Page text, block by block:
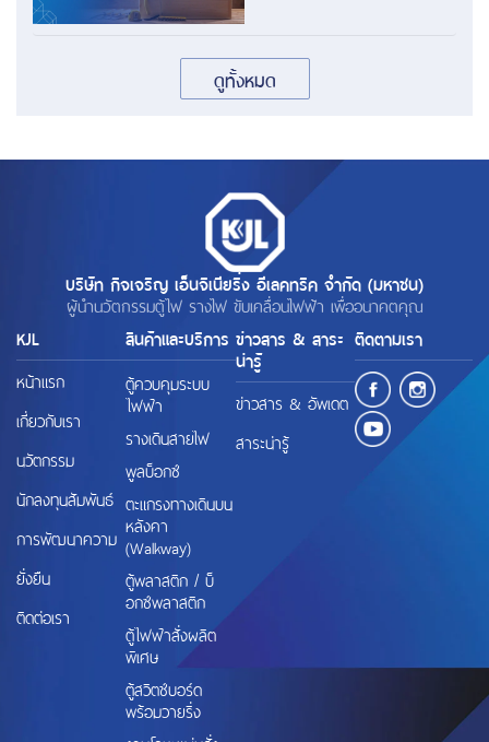
ดูทั้งหมด
บริษัท กิจเจริญ เอ็นจิเนียริ่ง อีเลคทริค จำกัด (มหาชน)
ผู้นำนวัตกรรมตู้ไฟ รางไฟ ขับเคลื่อนไฟฟ้า เพื่ออนาคตคุณ
KJL
หน้าแรก
เกี่ยวกับเรา
นวัตกรรม
นักลงทุนสัมพันธ์
การพัฒนาความ
ยั่งยืน
ติดต่อเรา
สินค้าและบริการ
ตู้ควบคุมระบบ
ไฟฟ้า
รางเดินสายไฟ
พูลบ็อกซ์
ตะแกรงทางเดินบน
หลังคา
(Walkway)
ตู้พลาสติก / บ็
อกซ์พลาสติก
ตู้ไฟฟ้าสั่งผลิต
พิเศษ
ตู้สวิตช์บอร์ด
พร้อมวายริ่ง
ข่าวสาร & สาระ
น่ารู้
ข่าวสาร & อัพเดต
สาระน่ารู้
ติดตามเรา